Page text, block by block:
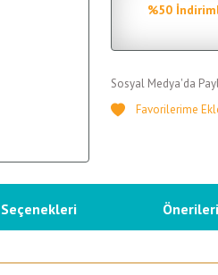
%50
Sosyal Medya'da